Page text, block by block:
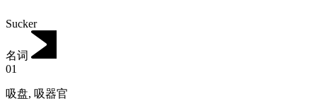
Sucker
名词
01
吸盘, 吸器官